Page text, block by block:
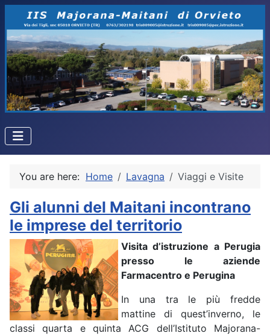
You are here: Home Lavagna Viaggi e Visite
Gli alunni del Maitani incontrano
le imprese del territorio
Visita d’istruzione a Perugia
presso le aziende
Farmacentro e Perugina
In una tra le più fredde
mattine di quest’inverno, le
classi quarta e quinta ACG dell’Istituto Majorana-